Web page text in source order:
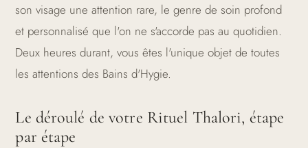
son visage une attention rare, le genre de soin profond
et personnalisé que l'on ne s'accorde pas au quotidien.
Deux heures durant, vous êtes l'unique objet de toutes
les attentions des Bains d'Hygie.
Le déroulé de votre Rituel Thalori, étape
par étape